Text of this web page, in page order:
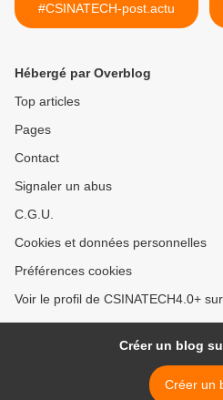
#CSINATECH-post.actu
Hébergé par Overblog
Top articles
Pages
Contact
Signaler un abus
C.G.U.
Cookies et données personnelles
Préférences cookies
Voir le profil de CSINATECH4.0+
Créer un blog
Créer un